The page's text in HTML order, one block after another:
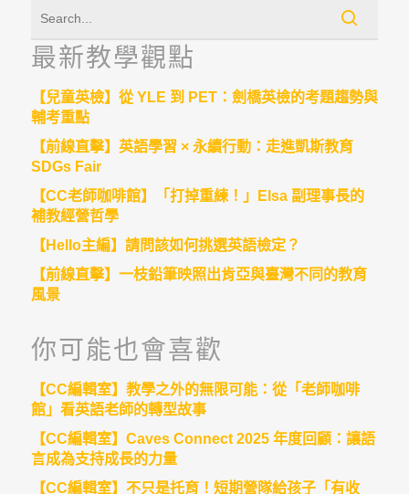
最新教學觀點
【兒童英檢】從 YLE 到 PET：劍橋英檢的考題趨勢與
輔考重點
【前線直擊】英語學習 × 永續行動：走進凱斯教育
SDGs Fair
【CC老師咖啡館】「打掉重練！」Elsa 副理事長的
補教經營哲學
【Hello主編】請問該如何挑選英語檢定？
【前線直擊】一枝鉛筆映照出肯亞與臺灣不同的教育
風景
你可能也會喜歡
【CC編輯室】教學之外的無限可能：從「老師咖啡
館」看英語老師的轉型故事
【CC編輯室】Caves Connect 2025 年度回顧：讓語
言成為支持成長的力量
【CC編輯室】不只是托育！短期營隊給孩子「有收